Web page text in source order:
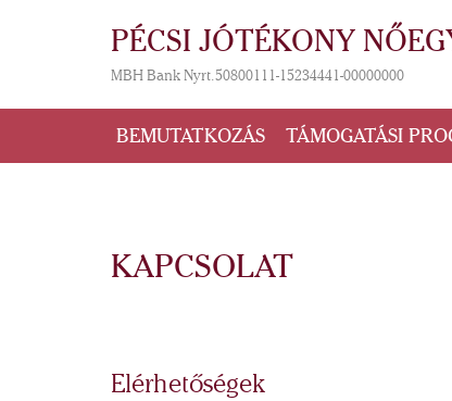
PÉCSI JÓTÉKONY
MBH Bank Nyrt. 50800111-15234441-00000000
BEMUTATKOZÁS TÁMOGATÁSI
KAPCSOLAT
Elérhetőségek